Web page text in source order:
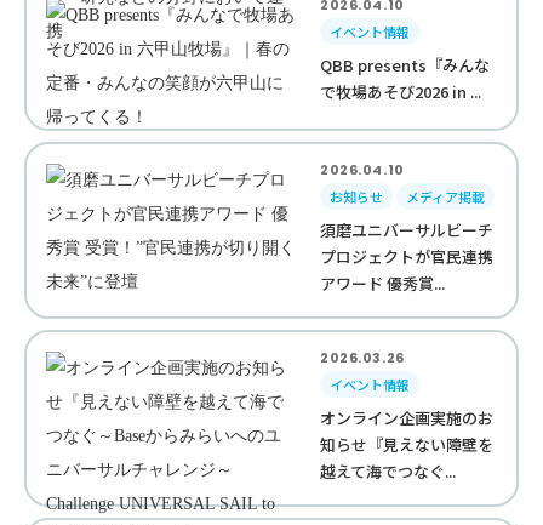
2026.04.10
イベント情報
QBB presents『みんな
で牧場あそび2026 in ...
2026.04.10
お知らせ
メディア掲載
須磨ユニバーサルビーチ
プロジェクトが官民連携
アワード 優秀賞...
2026.03.26
イベント情報
オンライン企画実施のお
知らせ『見えない障壁を
越えて海でつなぐ...